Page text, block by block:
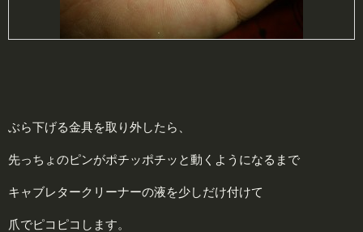
ぶら下げる金具を取り外したら、
先っちょのピンがポチッポチッと動くようになるまで
キャブレタークリーナーの液を少しだけ付けて
爪でピコピコします。